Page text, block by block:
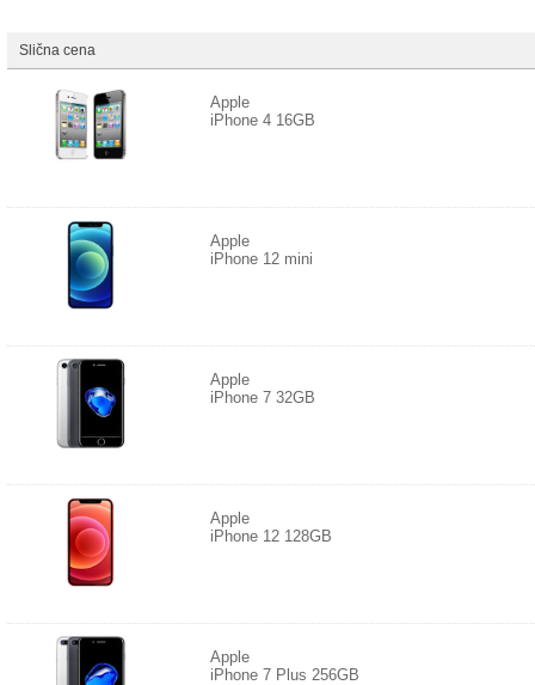
Slična cena
Apple
iPhone 4 16GB
Apple
iPhone 12 mini
Apple
iPhone 7 32GB
Apple
iPhone 12 128GB
Apple
iPhone 7 Plus 256GB